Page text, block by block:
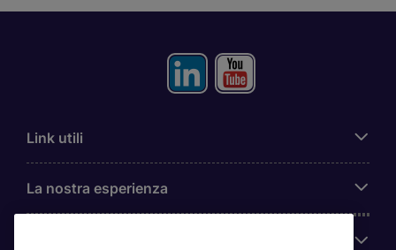
Link utili
La nostra esperienza